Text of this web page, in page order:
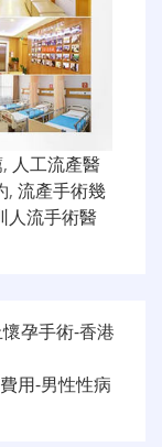
, 人工流產醫
, 流產手術幾
人流手術醫
孕手術-香港
用-男性性病